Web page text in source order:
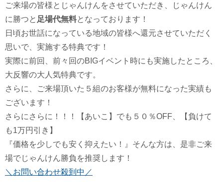
ご来場の皆様とじゃんけんをさせていただき、じゃんけん
に勝つと 足場代無料となっております！
日頃お世話になっている地域の皆様へ還元させていただく
思いで、実施する特典です！
実際に前回、前々回のBIGイベント時にも実施したところ、
大反響の大人気特典です。
さらに、ご来場頂いた５組のお客様が無料になった実績も
ございます！
さらにさらに！！！【あいこ】でも５０％OFF、【負けて
も1万円引き】
『価格を少しでも安く抑えたい！』そんな方は、是非ご来
場でじゃんけん勝負を推奨します！
＼お問い合わせ殺到中／